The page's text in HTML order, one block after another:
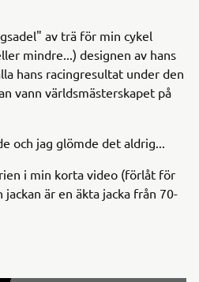
av trä för min cykel
mindre...) designen av hans
hans racingresultat under den
vann världsmästerskapet på
och jag glömde det aldrig...
i min korta video (förlåt för
är en äkta jacka från 70-